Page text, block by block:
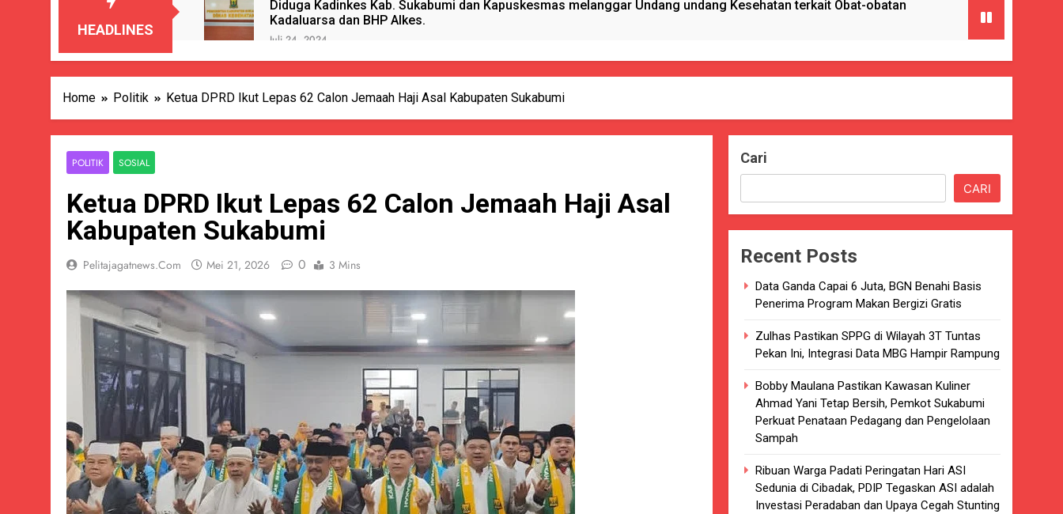
HEADLINES
Diduga Kadinkes Kab. Sukabumi dan Kapuskesmas melanggar Undang undang Kesehatan terkait Obat-obatan
Kadaluarsa dan BHP Alkes.
Juli 24, 2024
Pemdes Kalianget Timur Menyalurkan Bantuan Beras Bapang (Bantuan Pangan) ke Enam Kalinya.
Juli 24, 2024
Hari Anak Nasional, Satgas Yonif 310/KK Peduli Generasi Emas Papua
Juli 24, 2024
Gelembung Nano Hydrogen RAHO Club dan IMI, Dobrak Dunia Kesehatan
Berkedok Dukun Pijat, Polres Sumenep Amankan Warga Pragaan Pelaku Pencabulan
Juli 23, 2024
Diduga Oknum Pejabat Terlibat pengadaan Antropometri Tahun 2023 Di Dinkes Kab. Sukabumi.
Juli 23, 2024
Edukatif Dan Kreatif Di Momen MPLS, Satgas Yonif 310/KK Berikan Wasbang Serta Pelatihan PBB
Juli 23, 2024
PENUTUPAN PORSADIN KE 7, SEKDA ADE SEBUT PENYELENGGARAAN SANGAT BAIK
Terungkap Dalang Pemasok BHP Alkes ke Puskesmas-Puskesmas se-kabupaten Sukabumi selama 7 Tahun.
Juli 22, 2024
Warga Tersenyum Bahagia Saat Satgas Yonif 310/KK Bagikan Puluhan Pakaian
Diduga Kadinkes Kab. Sukabumi terlibat dalam pengadaan obat akan kadaluarsa di puskesmas.
Juli 22, 2024
Menkes diharap sidak ke Dinkes dan keseluruh Puskesmas di Kab. Sukabumi terkait Dugaan beredar nya Obat
obatan Kadaluarsa
Juli 21, 2024
Polres Sumenep Ungkap Kasus Pencabulan Terhadap Anak
Home Politik Ketua DPRD Ikut Lepas 62 Calon Jemaah Haji Asal Kabupaten Sukabumi
POLITIK SOSIAL
Ketua DPRD Ikut Lepas 62 Calon Jemaah Haji Asal
Kabupaten Sukabumi
Pelitajagatnews.com Mei 21, 2026 0 3 Mins
Cari
CARI
Recent Posts
Data Ganda Capai 6 Juta, BGN Benahi Basis
Penerima Program Makan Bergizi Gratis
Zulhas Pastikan SPPG di Wilayah 3T Tuntas
Pekan Ini, Integrasi Data MBG Hampir Rampung
Bobby Maulana Pastikan Kawasan Kuliner
Ahmad Yani Tetap Bersih, Pemkot Sukabumi
Perkuat Penataan Pedagang dan Pengelolaan
Sampah
Ribuan Warga Padati Peringatan Hari ASI
Sedunia di Cibadak, PDIP Tegaskan ASI adalah
Investasi Peradaban dan Upaya Cegah Stunting